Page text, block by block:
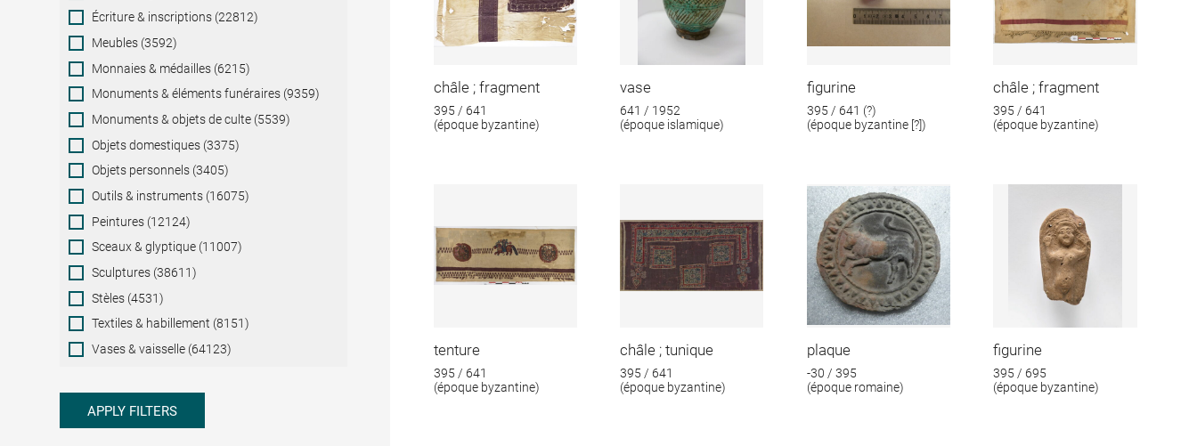
Écriture & inscriptions (22812)
Meubles (3592)
Monnaies & médailles (6215)
Monuments & éléments funéraires (9359)
Monuments & objets de culte (5539)
Objets domestiques (3375)
Objets personnels (3405)
Outils & instruments (16075)
Peintures (12124)
Sceaux & glyptique (11007)
Sculptures (38611)
Stèles (4531)
Textiles & habillement (8151)
Vases & vaisselle (64123)
APPLY FILTERS
châle ; fragment
395 / 641
(époque byzantine)
vase
641 / 1952
(époque islamique)
figurine
395 / 641 (?)
(époque byzantine [?])
châle ; fragment
395 / 641
(époque byzantine)
tenture
395 / 641
(époque byzantine)
châle ; tunique
395 / 641
(époque byzantine)
plaque
-30 / 395
(époque romaine)
figurine
395 / 695
(époque byzantine)